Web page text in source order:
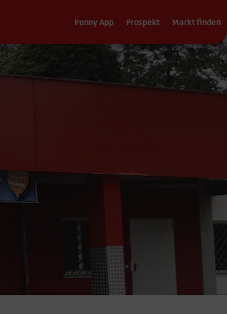
Penny App Prospekt Markt finden